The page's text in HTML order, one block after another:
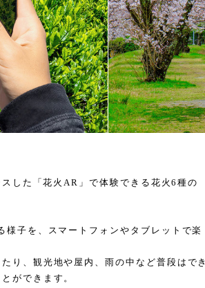
した「花火AR」で体験できる花火6種の
様子を、スマートフォンやタブレットで楽
り、観光地や屋内、雨の中など普段はでき
ができます。